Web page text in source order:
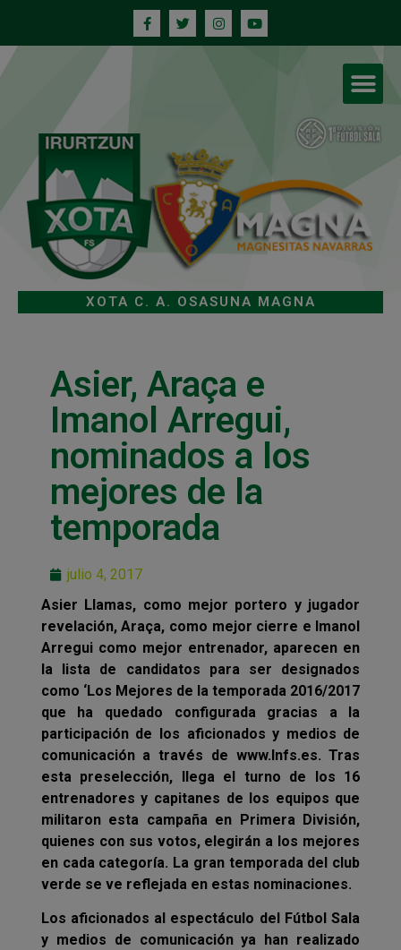
XOTA C. A. OSASUNA MAGNA
Asier, Araça e
Imanol Arregui,
nominados a los
mejores de la
temporada
julio 4, 2017
Asier Llamas, como mejor portero y jugador
revelación, Araça, como mejor cierre e Imanol
Arregui como mejor entrenador, aparecen en
la lista de candidatos para ser designados
como ‘Los Mejores de la temporada 2016/2017
que ha quedado configurada gracias a la
participación de los aficionados y medios de
comunicación a través de www.lnfs.es. Tras
esta preselección, llega el turno de los 16
entrenadores y capitanes de los equipos que
militaron esta campaña en Primera División,
quienes con sus votos, elegirán a los mejores
en cada categoría. La gran temporada del club
verde se ve reflejada en estas nominaciones.
Los aficionados al espectáculo del Fútbol Sala
y medios de comunicación ya han realizado